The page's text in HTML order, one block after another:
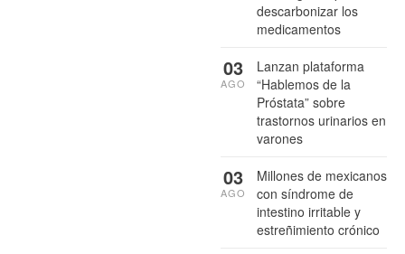
descarbonizar los
medicamentos
Lanzan plataforma
“Hablemos de la
Próstata” sobre
trastornos urinarios en
varones
03
AGO
Millones de mexicanos
con síndrome de
intestino irritable y
estreñimiento crónico
03
AGO